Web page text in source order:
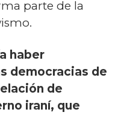
parte de la
haber
democracias de
de
iraní, que